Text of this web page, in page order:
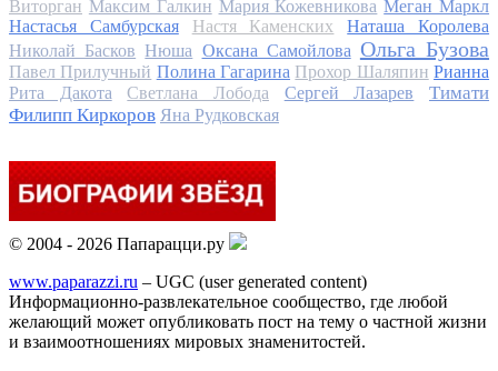
Виторган Максим Галкин Мария Кожевникова Меган Маркл
Настасья Самбурская
Настя Каменских
Наташа Королева
Николай Басков Нюша Оксана Самойлова Ольга Бузова
Павел Прилучный Полина Гагарина Прохор Шаляпин Рианна
Рита Дакота
Светлана Лобода Сергей Лазарев
Тимати
Филипп Киркоров Яна Рудковская
© 2004 - 2026 Папарацци.ру
www.paparazzi.ru – UGC (user generated content)
Информационно-развлекательное сообщество, где любой
желающий может опубликовать пост на тему о частной жизни
и взаимоотношениях мировых знаменитостей.